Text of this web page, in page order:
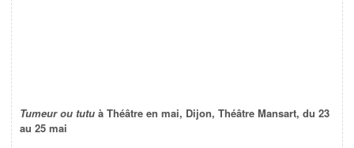
Tumeur ou tutu à Théâtre en mai, Dijon, Théâtre Mansart, du 23
au 25 mai